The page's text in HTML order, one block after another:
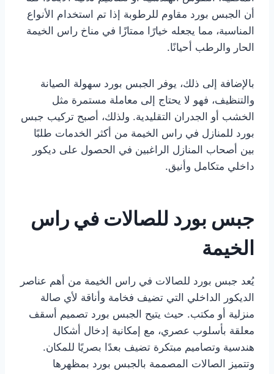
أن الجبس بورد مقاوم للرطوبة إذا تم استخدام الأنواع
المناسبة، مما يجعله خيارًا ممتازًا في مناخ راس الخيمة
الحار والرطب أحيانًا.
بالإضافة إلى ذلك، يوفر الجبس بورد سهولة الصيانة
والتنظيف، فهو لا يحتاج إلى معاملة مستمرة مثل
الخشب أو الجدران التقليدية. ولذلك، أصبح تركيب جبس
بورد للمنازل في راس الخيمة من أكثر الخدمات طلبًا
بين أصحاب المنازل الراغبين في الحصول على ديكور
داخلي متكامل وأنيق.
جبس بورد للصالات في راس
الخيمة
يُعد جبس بورد للصالات في راس الخيمة من أهم عناصر
الديكور الداخلي التي تضيف فخامة وأناقة لأي صالة
منزلية أو مكتب. حيث يتيح الجبس بورد تصميم أسقف
معلقة بأسلوب عصري، مع إمكانية إدخال أشكال
هندسية وتصاميم مبتكرة تضيف بعدًا بصريًا للمكان.
وتتميز الصالات المصممة بالجبس بورد بمظهرها